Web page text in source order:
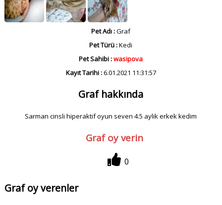
Pet Adı :Graf
Pet Türü :Kedi
Pet Sahibi :wasipova
Kayıt Tarihi :6.01.2021 11:31:57
Graf hakkında
Sarman cinsli hiperaktif oyun seven 4.5 aylik erkek kedim
Graf oy verin
0
Graf oy verenler